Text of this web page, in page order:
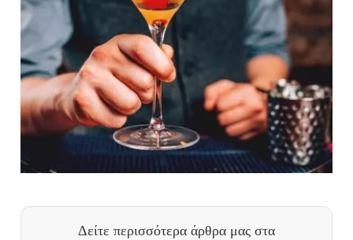
Δείτε περισσότερα άρθρα μας στα